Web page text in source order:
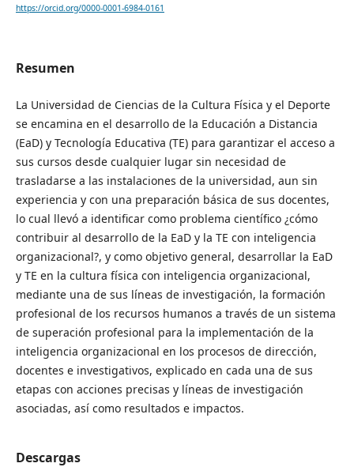
https://orcid.org/0000-0001-6984-0161
Resumen
La Universidad de Ciencias de la Cultura Física y el Deporte
se encamina en el desarrollo de la Educación a Distancia
(EaD) y Tecnología Educativa (TE) para garantizar el acceso a
sus cursos desde cualquier lugar sin necesidad de
trasladarse a las instalaciones de la universidad, aun sin
experiencia y con una preparación básica de sus docentes,
lo cual llevó a identificar como problema científico ¿cómo
contribuir al desarrollo de la EaD y la TE con inteligencia
organizacional?, y como objetivo general, desarrollar la EaD
y TE en la cultura física con inteligencia organizacional,
mediante una de sus líneas de investigación, la formación
profesional de los recursos humanos a través de un sistema
de superación profesional para la implementación de la
inteligencia organizacional en los procesos de dirección,
docentes e investigativos, explicado en cada una de sus
etapas con acciones precisas y líneas de investigación
asociadas, así como resultados e impactos.
Descargas